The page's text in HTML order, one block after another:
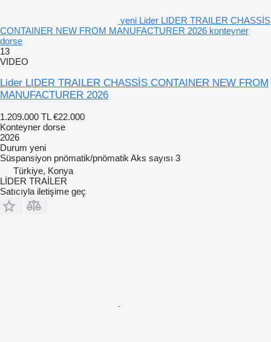
yeni Lider LIDER TRAILER CHASSİS
CONTAINER NEW FROM MANUFACTURER 2026 konteyner
dorse
13
VIDEO
Lider LIDER TRAILER CHASSİS CONTAINER NEW FROM
MANUFACTURER 2026
1.209.000 TL €22.000
Konteyner dorse
2026
Durum yeni
Süspansiyon pnömatik/pnömatik Aks sayısı 3
Türkiye, Konya
LİDER TRAİLER
Satıcıyla iletişime geç